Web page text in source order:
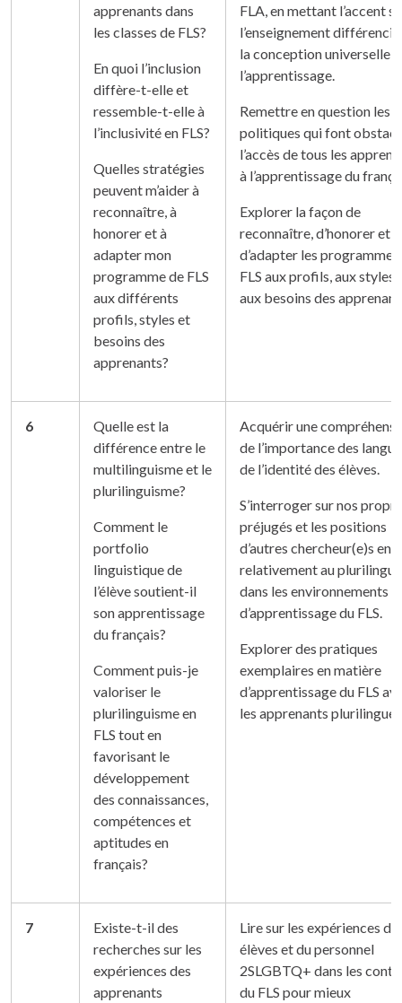
apprenants dans
les classes de FLS?
En quoi l’inclusion
diffère-t-elle et
ressemble-t-elle à
l’inclusivité en FLS?
Quelles stratégies
peuvent m’aider à
reconnaître, à
honorer et à
adapter mon
programme de FLS
aux différents
profils, styles et
besoins des
apprenants?
FLA, en mettant l’accent
l’enseignement
la conception universelle
l’apprentissage.
Remettre en question les
politiques qui font
l’accès de tous les
à l’apprentissage du
Explorer la façon de
reconnaître, d’honorer et
d’adapter les programmes
FLS aux profils, aux styles
aux besoins des
6
Quelle est la
différence entre le
multilinguisme et le
plurilinguisme?
Comment le
portfolio
linguistique de
l’élève soutient-il
son apprentissage
du français?
Comment puis-je
valoriser le
plurilinguisme en
FLS tout en
favorisant le
développement
des connaissances,
compétences et
aptitudes en
français?
Acquérir une
de l’importance des
de l’identité des élèves.
S’interroger sur nos
préjugés et les positions
d’autres chercheur(e)s en
relativement au
dans les environnements
d’apprentissage du FLS.
Explorer des pratiques
exemplaires en matière
d’apprentissage du FLS
les apprenants
7
Existe-t-il des
recherches sur les
expériences des
apprenants
Lire sur les expériences
élèves et du personnel
2SLGBTQ+ dans les
du FLS pour mieux